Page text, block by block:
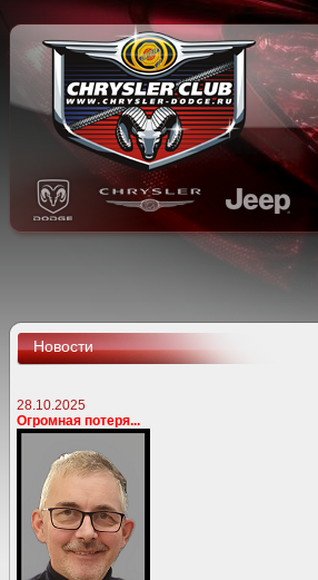
Новости
28.10.2025
Огромная потеря...